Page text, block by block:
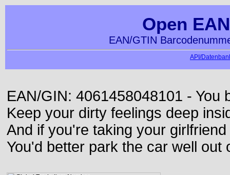
Open
EAN/GTIN
API/
EAN/GIN: 4061458048101 - You
Keep your dirty feelings deep
And if you're taking your
You'd better park the car well out